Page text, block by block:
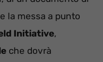
la messa a punto
Initiative,
che dovrà